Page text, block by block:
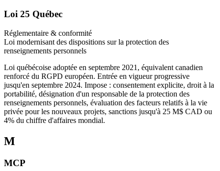
Loi 25 Québec
Réglementaire & conformité
Loi modernisant des dispositions sur la protection des
renseignements personnels
Loi québécoise adoptée en septembre 2021, équivalent canadien
renforcé du RGPD européen. Entrée en vigueur progressive
jusqu'en septembre 2024. Impose : consentement explicite, droit à la
portabilité, désignation d'un responsable de la protection des
renseignements personnels, évaluation des facteurs relatifs à la vie
privée pour les nouveaux projets, sanctions jusqu'à 25 M$ CAD ou
4% du chiffre d'affaires mondial.
M
MCP